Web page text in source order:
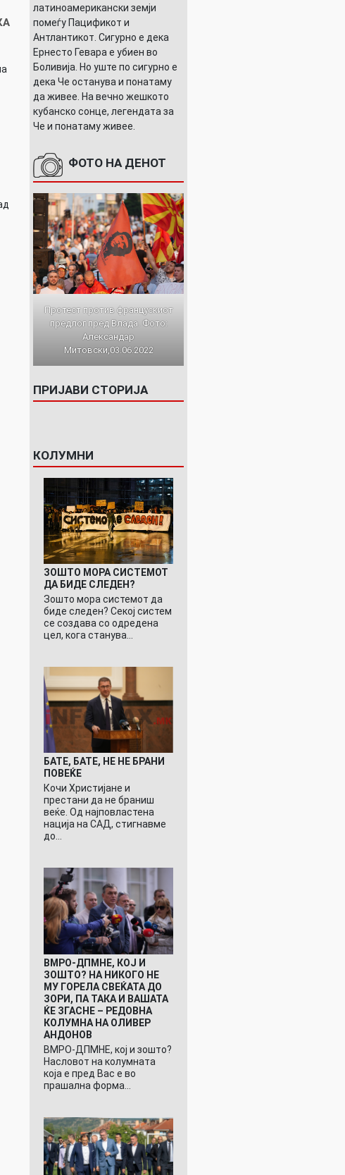
латиноамерикански земји
помеѓу Пацификот и
Антлантикот. Сигурно е дека
Ернесто Гевара е убиен во
Боливија. Но уште по сигурно е
дека Че останува и понатаму
да живее. На вечно жешкото
кубанско сонце, легендата за
Че и понатаму живее.
ФОТО НА ДЕНОТ
Протест против францускиот
предлог пред Влада. Фото:
Александар
Митовски,03.06.2022
ПРИЈАВИ СТОРИЈА
КОЛУМНИ
ЗОШТО МОРА СИСТЕМОТ
ДА БИДЕ СЛЕДЕН?
Зошто мора системот да
биде следен? Секој систем
се создава со одредена
цел, кога станува…
БАТЕ, БАТЕ, НЕ НЕ БРАНИ
ПОВЕЌЕ
Кочи Христијане и
престани да не браниш
веќе. Од најповластена
нација на САД, стигнавме
до…
ВМРО-ДПМНЕ, КОЈ И
ЗОШТО? НА НИКОГО НЕ
МУ ГОРЕЛА СВЕЌАТА ДО
ЗОРИ, ПА ТАКА И ВАШАТА
ЌЕ ЗГАСНЕ – РЕДОВНА
КОЛУМНА НА ОЛИВЕР
АНДОНОВ
ВМРО-ДПМНЕ, кој и зошто?
Насловот на колумната
која е пред Вас е во
прашална форма…